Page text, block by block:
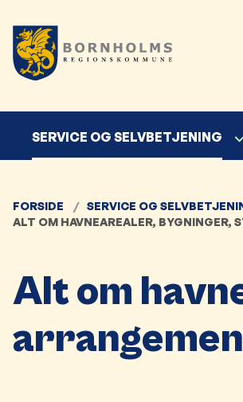
SERVICE OG SELVBETJENING
FORSIDE SERVICE OG
ALT OM HAVNEAREALER, BYGNINGER,
Alt om